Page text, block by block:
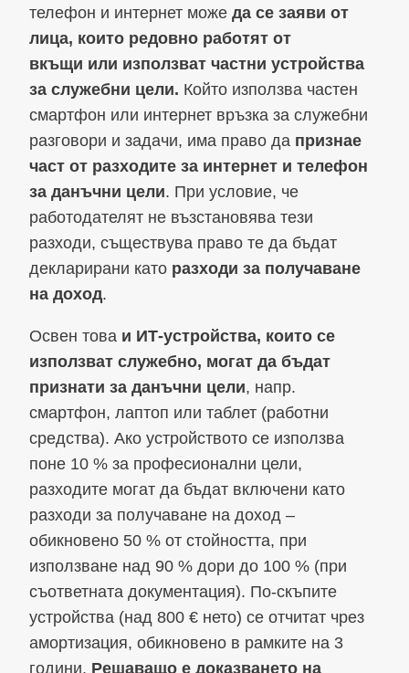
телефон и интернет може да се заяви от
лица, които редовно работят от
вкъщи или използват частни устройства
за служебни цели. Който използва частен
смартфон или интернет връзка за служебни
разговори и задачи, има право да признае
част от разходите за интернет и телефон
за данъчни цели. При условие, че
работодателят не възстановява тези
разходи, съществува право те да бъдат
декларирани като разходи за получаване
на доход.
Освен това и ИТ-устройства, които се
използват служебно, могат да бъдат
признати за данъчни цели, напр.
смартфон, лаптоп или таблет (работни
средства). Ако устройството се използва
поне 10 % за професионални цели,
разходите могат да бъдат включени като
разходи за получаване на доход –
обикновено 50 % от стойността, при
използване над 90 % дори до 100 % (при
съответната документация). По-скъпите
устройства (над 800 € нето) се отчитат чрез
амортизация, обикновено в рамките на 3
години. Решаващо е доказването на